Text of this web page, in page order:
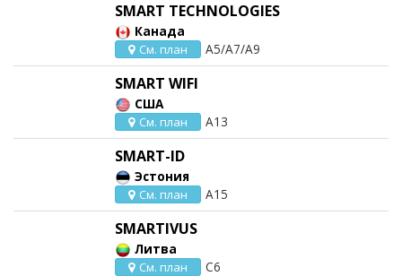
SMART TECHNOLOGIES
Канада
См. план A5/A7/A9
SMART WIFI
США
См. план A13
SMART-ID
Эстония
См. план A15
SMARTIVUS
Литва
См. план C6